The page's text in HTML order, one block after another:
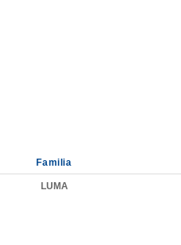
Familia
LUMA